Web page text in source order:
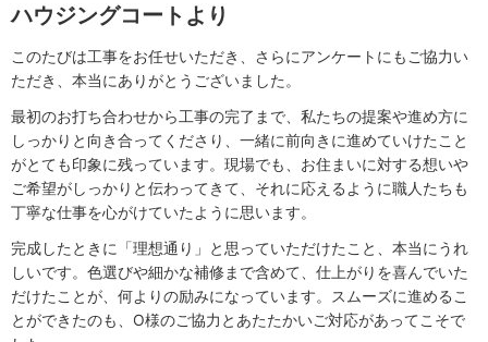
ハウジングコートより
このたびは工事をお任せいただき、さらにアンケートにもご協力い
ただき、本当にありがとうございました。
最初のお打ち合わせから工事の完了まで、私たちの提案や進め方に
しっかりと向き合ってくださり、一緒に前向きに進めていけたこと
がとても印象に残っています。現場でも、お住まいに対する想いや
ご希望がしっかりと伝わってきて、それに応えるように職人たちも
丁寧な仕事を心がけていたように思います。
完成したときに「理想通り」と思っていただけたこと、本当にうれ
しいです。色選びや細かな補修まで含めて、仕上がりを喜んでいた
だけたことが、何よりの励みになっています。スムーズに進めるこ
とができたのも、O様のご協力とあたたかいご対応があってこそで